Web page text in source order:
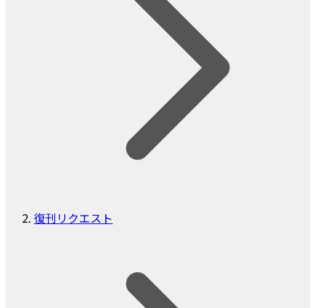
復刊リクエスト